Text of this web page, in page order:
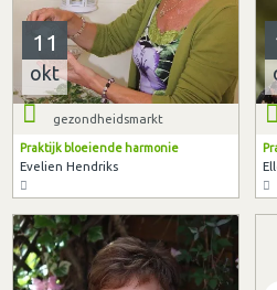
11
okt
gezondheidsmarkt
Praktijk bloeiende harmonie
Evelien Hendriks